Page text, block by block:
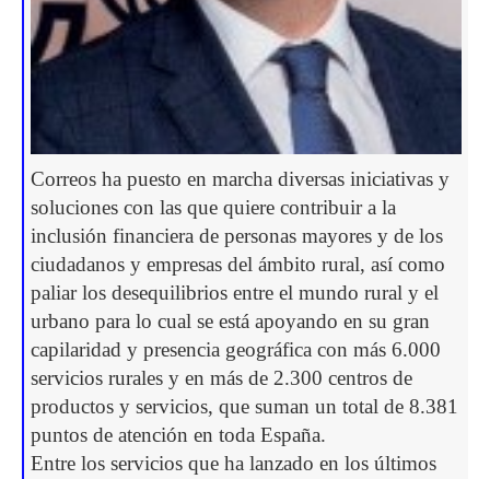
Correos ha puesto en marcha diversas iniciativas y
soluciones con las que quiere contribuir a la
inclusión financiera de personas mayores y de los
ciudadanos y empresas del ámbito rural, así como
paliar los desequilibrios entre el mundo rural y el
urbano para lo cual se está apoyando en su gran
capilaridad y presencia geográfica con más 6.000
servicios rurales y en más de 2.300 centros de
productos y servicios, que suman un total de 8.381
puntos de atención en toda España.
Entre los servicios que ha lanzado en los últimos